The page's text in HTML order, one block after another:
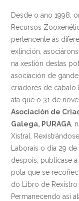
Desde o ano 1998,
Recursos
pertencente ás
extinción,
na xestión destas
asociación de
criadores de cabalo
ata que o 31 de
Asociación de
Galega, PURAGA ,
Xistral.
Laborais o dia 29
despois, publícase a
pola que se
do Libro de Rexistro
Permanecendo así